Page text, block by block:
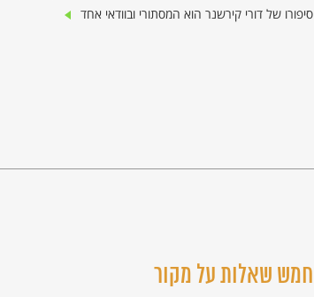
סיפורו של דורי קירשנר הוא המסתורי ובוודאי אחד
חמש שאלות על מקור